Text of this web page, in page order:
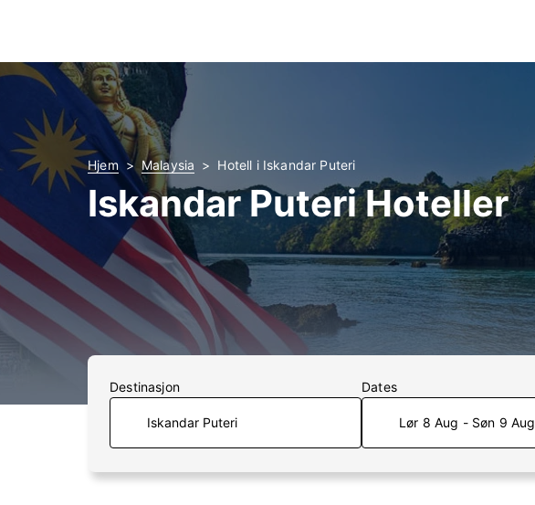
Hjem Malaysia Hotell i Iskandar Puteri
Iskandar Puteri Hoteller
Destinasjon Dates
Lør 8 Aug - Søn 9 Aug